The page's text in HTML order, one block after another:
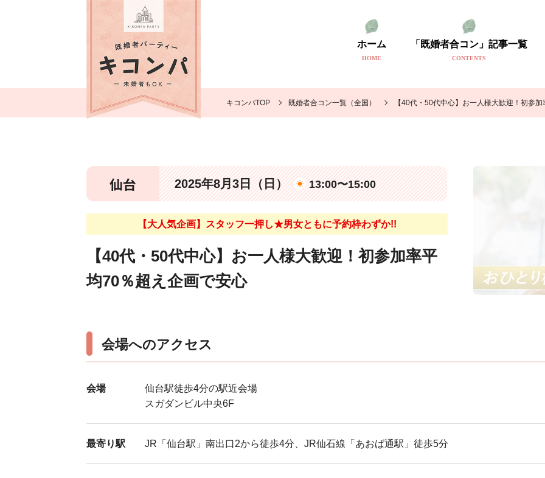
ホーム
HOME
「既婚者合コン」記事一覧
CONTENTS
キコンパTOP 既婚者合コン一覧（全国） 【40代・50代中心】お一人様大歓迎！初参
仙台 2025年8月3日（日） 13:00〜15:00
【大人気企画】スタッフ一押し★男女ともに予約枠わずか!!
【40代・50代中心】お一人様大歓迎！初参加率平
均70％超え企画で安心
会場へのアクセス
会場
仙台駅徒歩4分の駅近会場
スガダンビル中央6F
最寄り駅 JR「仙台駅」南出口2から徒歩4分、JR仙石線「あおば通駅」徒歩5分